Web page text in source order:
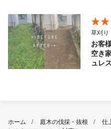
草刈り
お客
空き
ュレ
ホーム 庭木の伐採・抜根
仕